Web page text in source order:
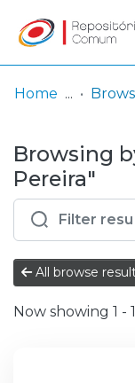
& Collections
Browse repository
Entities
Log
In
(current)
Home
Browsing
Pereira"
All browse
Now showing 1 -